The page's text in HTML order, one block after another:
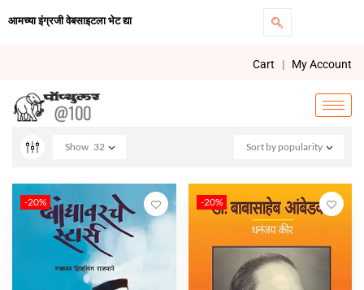
आमच्या इंग्रजी वेबसाइटला भेट द्या
Cart | My Account
Sort by popularity
Show 32
-20% -20%